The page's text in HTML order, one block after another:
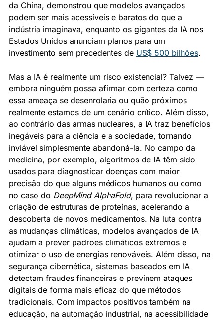
da China, demonstrou que modelos avançados
podem ser mais acessíveis e baratos do que a
indústria imaginava, enquanto os gigantes da IA nos
Estados Unidos anunciam planos para um
investimento sem precedentes de US$ 500 bilhões.
Mas a IA é realmente um risco existencial? Talvez —
embora ninguém possa afirmar com certeza como
essa ameaça se desenrolaria ou quão próximos
realmente estamos de um cenário crítico. Além disso,
ao contrário das armas nucleares, a IA traz benefícios
inegáveis para a ciência e a sociedade, tornando
inviável simplesmente abandoná-la. No campo da
medicina, por exemplo, algoritmos de IA têm sido
usados para diagnosticar doenças com maior
precisão do que alguns médicos humanos ou como
no caso do DeepMind AlphaFold, para revolucionar a
criação de estruturas de proteínas, acelerando a
descoberta de novos medicamentos. Na luta contra
as mudanças climáticas, modelos avançados de IA
ajudam a prever padrões climáticos extremos e
otimizar o uso de energias renováveis. Além disso, na
segurança cibernética, sistemas baseados em IA
detectam fraudes financeiras e previnem ataques
digitais de forma mais eficaz do que métodos
tradicionais. Com impactos positivos também na
educação, na automação industrial, na acessibilidade